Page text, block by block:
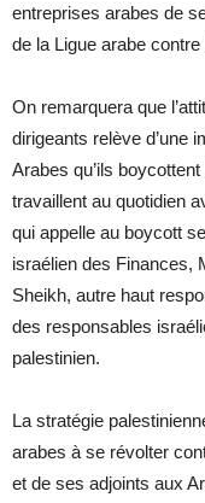
entreprises arabes de
de la Ligue arabe contre
On remarquera que
dirigeants relève d’une
Arabes qu’ils
travaillent au quotidien
qui appelle au boycott se
israélien des Finances,
Sheikh, autre haut
des responsables
palestinien.
La stratégie
arabes à se révolter
et de ses adjoints aux